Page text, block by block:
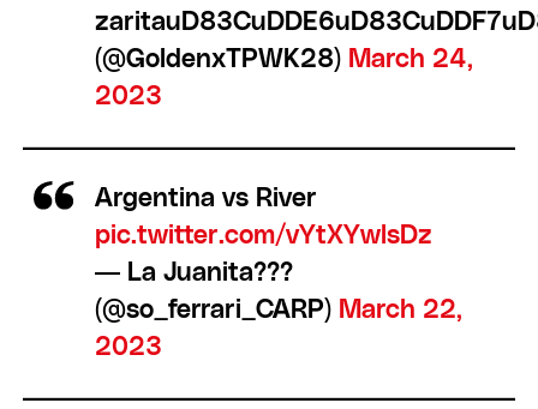
(@GoldenxTPWK28) March 24,
2023
Argentina vs River
pic.twitter.com/vYtXYwlsDz
— La Juanita???
(@so_ferrari_CARP) March 22,
2023